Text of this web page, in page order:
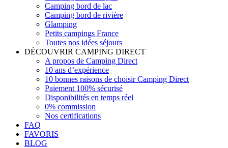
Camping bord de lac
Camping bord de rivière
Glamping
Petits campings France
Toutes nos idées séjours
DÉCOUVRIR CAMPING DIRECT
A propos de Camping Direct
10 ans d’expérience
10 bonnes raisons de choisir Camping Direct
Paiement 100% sécurisé
Disponibilités en temps réel
0% commission
Nos certifications
FAQ
FAVORIS
BLOG